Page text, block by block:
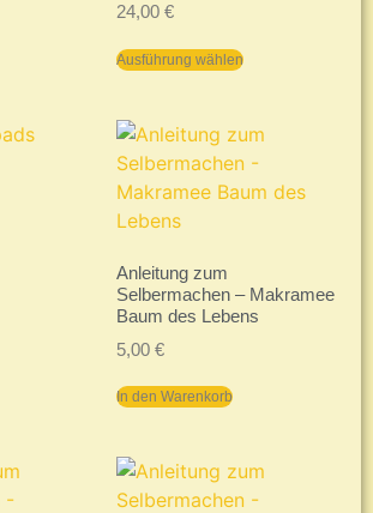
24,00 €
Ausführung wählen
Anleitung zum
Selbermachen – Makramee
Baum des Lebens
5,00 €
In den Warenkorb